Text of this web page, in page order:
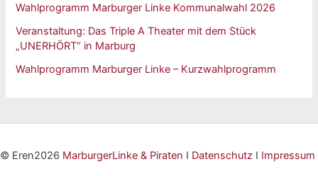
Wahlprogramm Marburger Linke Kommunalwahl 2026
Veranstaltung: Das Triple A Theater mit dem Stück
„UNERHÖRT“ in Marburg
Wahlprogramm Marburger Linke – Kurzwahlprogramm
© Eren2026 MarburgerLinke & Piraten I Datenschutz I Impressum